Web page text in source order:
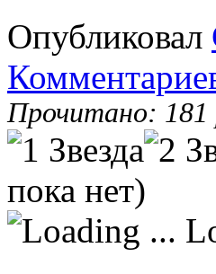
Опубликовал
Прочитано: 181
пока нет)